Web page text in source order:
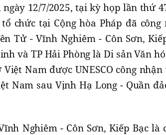
12/7/2025, tại kỳ họp lần thứ
chức tại Cộng hòa Pháp đã công
Tử - Vĩnh Nghiêm - Côn Sơn,
và TP Hải Phòng là Di sản Văn
Nam được UNESCO công nhận
Nam sau Vịnh Hạ Long - Quần
Nghiêm - Côn Sơn, Kiếp Bạc là